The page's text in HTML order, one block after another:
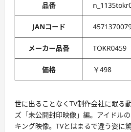
品番
JANコード
メーカー品番 TOKR0459
価格 ￥498
世に出ることなくTV制作会社に眠る
ズ「未公開封印映像」編。アイドル
キング映像。TVとはまるで違う姿に